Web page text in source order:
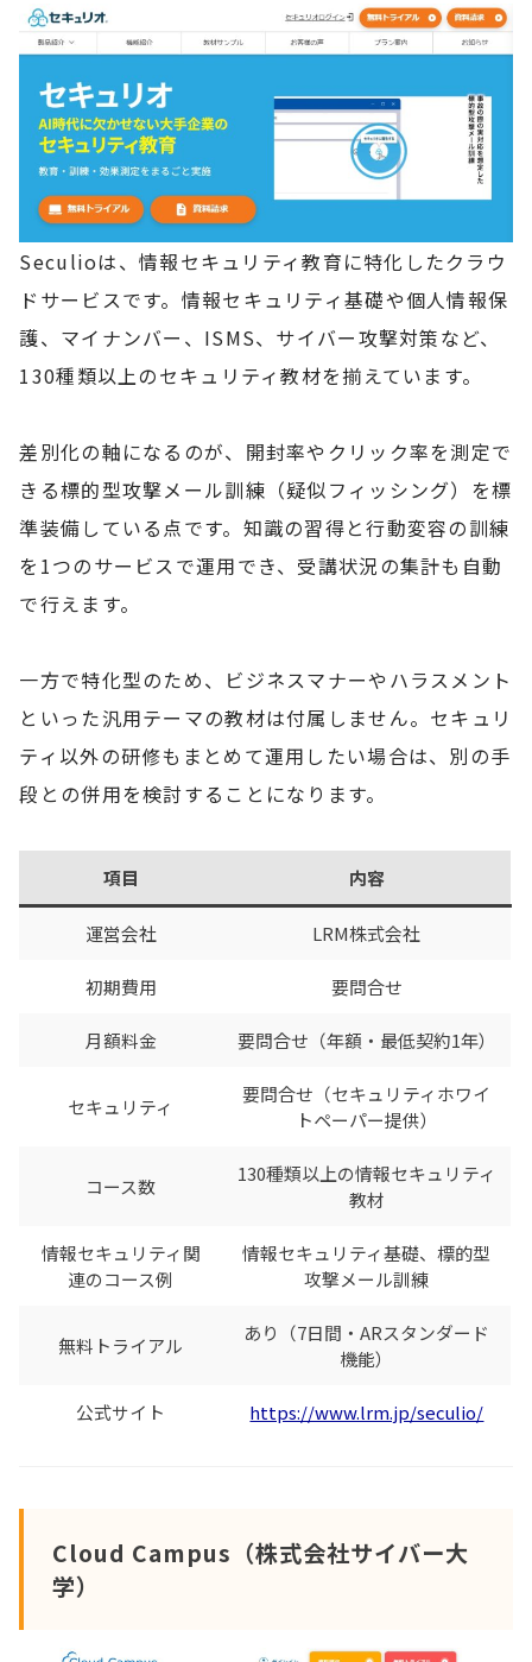
Seculioは、情報セキュリティ教育に特化したクラウ
ドサービスです。情報セキュリティ基礎や個人情報保
護、マイナンバー、ISMS、サイバー攻撃対策など、
130種類以上のセキュリティ教材を揃えています。
差別化の軸になるのが、開封率やクリック率を測定で
きる標的型攻撃メール訓練（疑似フィッシング）を標
準装備している点です。知識の習得と行動変容の訓練
を1つのサービスで運用でき、受講状況の集計も自動
で行えます。
一方で特化型のため、ビジネスマナーやハラスメント
といった汎用テーマの教材は付属しません。セキュリ
ティ以外の研修もまとめて運用したい場合は、別の手
段との併用を検討することになります。
項目 内容
運営会社 LRM株式会社
初期費用 要問合せ
月額料金 要問合せ（年額・最低契約1年）
セキュリティ
要問合せ（セキュリティホワイ
トペーパー提供）
コース数
130種類以上の情報セキュリティ
教材
情報セキュリティ関
連のコース例
情報セキュリティ基礎、標的型
攻撃メール訓練
無料トライアル
あり（7日間・ARスタンダード
機能）
公式サイト https://www.lrm.jp/seculio/
Cloud Campus（株式会社サイバー大
学）